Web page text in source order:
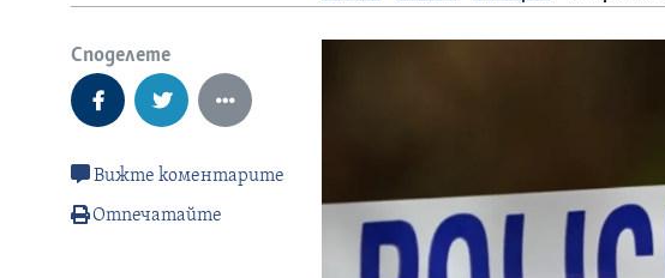
Споделете
Вижте коментарите
Отпечатайте